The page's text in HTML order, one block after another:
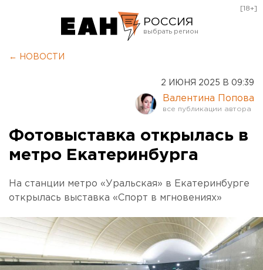
РОССИЯ
Курган
Оренбург
[18+]
← НОВОСТИ
2 ИЮНЯ 2025 В 09:39
Валентина Попова
Фотовыставка открылась в
метро Екатеринбурга
На станции метро «Уральская» в Екатеринбурге
открылась выставка «Спорт в мгновениях»